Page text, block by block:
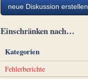
neue Diskussion erstellen
Einschränken nach…
Kategorien
Fehlerberichte